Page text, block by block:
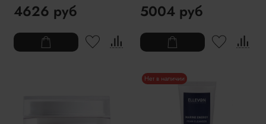
4626 руб 5004 руб
Нет в наличии